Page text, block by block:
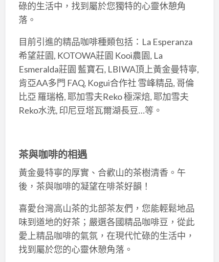
碌的生活中，找到屬於您獨特的心靈休憩角
落。
目前引進的精品咖啡種類包括：La Esperanza
希望莊園, KOTOWA莊園 Kooi農園, La
Esmeralda莊園 藍寶石, LBIWA頂上黃金曼特寧,
肯亞AA多門 FAQ, Kogui合作社 雪峰精品, 哥倫
比亞 羅瑞格, 耶加雪夫Reko 極深焙, 耶加雪夫
Reko水洗, 印尼豆塔瓦爾湖長豆…等。
茶與咖啡的相遇
黃金曼特寧的厚實、合歡山的茶樹清香。午
後，茶與咖啡的凝望在啡茶好韻！
喜愛台灣高山茶的北部茶友們，您能輕鬆地品
味到道地的好茶；嚴選各國精品咖啡豆，從此
愛上精品咖啡的氣氛，在現代忙碌的生活中，
找到屬於您的心靈休憩角落。